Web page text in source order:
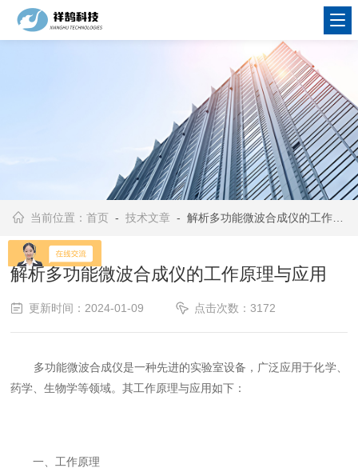
当前位置：首页 -技术文章 - 解析多功能微波合成仪的工作原理与应用
解析多功能微波合成仪的工作原理与应用
更新时间：2024-01-09 点击次数：3172
多功能微波合成仪是一种先进的实验室设备，广泛应用于化学、
药学、生物学等领域。其工作原理与应用如下：
一、工作原理